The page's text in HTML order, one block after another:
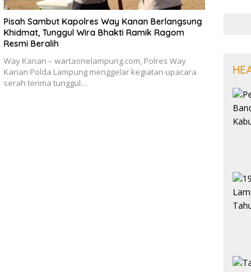
Pisah Sambut Kapolres Way Kanan Berlangsung
Khidmat, Tunggul Wira Bhakti Ramik Ragom
Resmi Beralih
Way Kanan – wartaonelampung.com, Polres Way
Kanan Polda Lampung menggelar kegiatan upacara
serah terima tunggul…